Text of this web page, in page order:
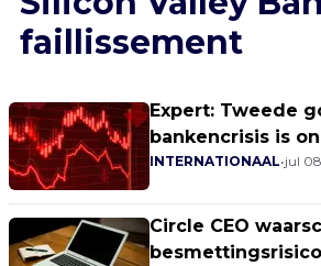
faillissement
Expert: Tweede
bankencrisis is
INTERNATIONAAL•jul
Circle CEO